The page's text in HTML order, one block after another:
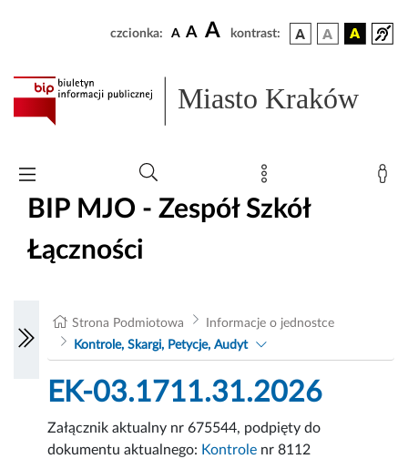
czcionka: A A A kontrast:
Miasto Kraków
BIP MJO - Zespół Szkół
Łączności
Strona Podmiotowa
Informacje o jednostce
Kontrole, Skargi, Petycje, Audyt
EK-03.1711.31.2026
Załącznik aktualny nr 675544, podpięty do
dokumentu aktualnego: Kontrole nr 8112